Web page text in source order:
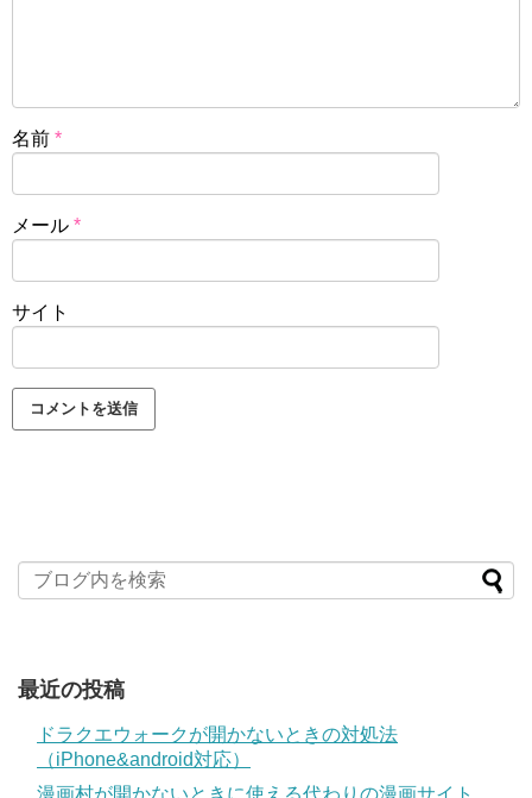
名前 *
メール *
サイト
最近の投稿
ドラクエウォークが開かないときの対処法
（iPhone&android対応）